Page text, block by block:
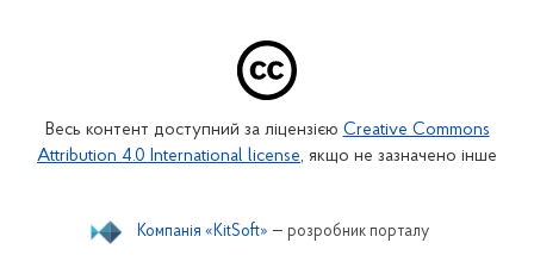
Весь контент доступний за ліцензією Creative Commons
Attribution 4.0 International license, якщо не зазначено інше
Компанія «KitSoft» — розробник порталу